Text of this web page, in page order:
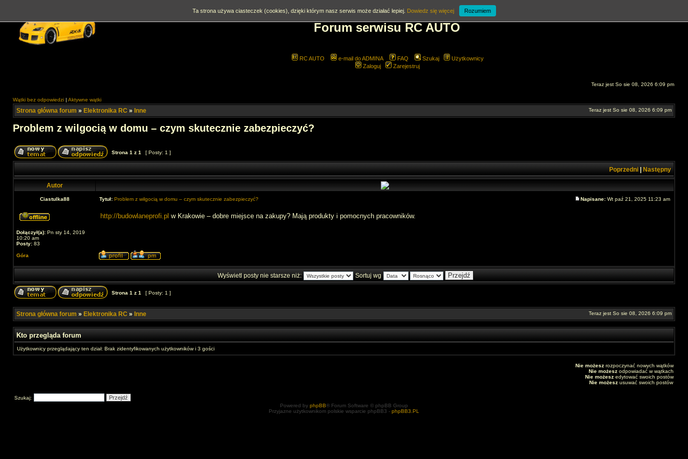
Forum serwisu RC AUTO
RC AUTO e-mail do ADMINA FAQ Szukaj
Użytkownicy
Zaloguj
Zarejestruj
Teraz jest So sie 08, 2026 6:09 pm
Wątki bez odpowiedzi | Aktywne wątki
Strona główna forum » Elektronika RC » Inne Teraz jest So sie 08, 2026 6:09 pm
Problem z wilgocią w domu – czym skutecznie zabezpieczyć?
Strona 1 z 1 [ Posty: 1 ]
Poprzedni Następny
Autor
Ciastulka88 Tytuł: Problem z wilgocią w domu – czym skutecznie zabezpieczyć? Napisane: Wt paź 21, 2025 11:23 am
Dołączył(a): Pn sty 14, 2019
10:20 am
Posty: 83
http://budowlaneprofi.pl w Krakowie – dobre miejsce na zakupy? Mają produkty i pomocnych pracowników.
Góra
Wyświetl posty nie starsze niż: Sortuj wg
Strona 1 z 1 [ Posty: 1 ]
Strona główna forum » Elektronika RC » Inne Teraz jest So sie 08, 2026 6:09 pm
Kto przegląda forum
Użytkownicy przeglądający ten dział: Brak zidentyfikowanych użytkowników i 3 gości
Nie możesz rozpoczynać nowych wątków
Nie możesz odpowiadać w wątkach
Nie możesz edytować swoich postów
Nie możesz usuwać swoich postów
Szukaj:
Powered by phpBB® Forum Software © phpBB Group
Przyjazne użytkownikom polskie wsparcie phpBB3 - phpBB3.PL
Ta strona używa ciasteczek (cookies), dzięki którym nasz serwis może działać lepiej. Dowiedz się więcej Rozumiem